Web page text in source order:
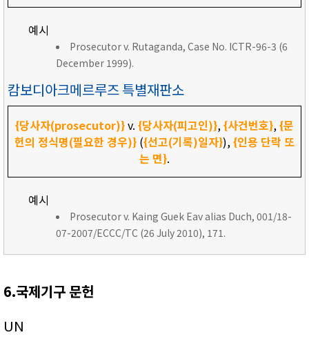
예시
Prosecutor v. Rutaganda, Case No. ICTR-96-3 (6
December 1999).
캄보디아크메르루즈 특별재판소
{당사자(prosecutor)}v. {당사자(피고인)},{사건번호},{문
헌의 정식명(필요한 경우)} ({선고(기록)일자}),{인용 단락 또
는 면}.
예시
Prosecutor v. Kaing Guek Eav alias Duch, 001/18-
07-2007/ECCC/TC (26 July 2010), 171.
6.국제기구 문헌
UN